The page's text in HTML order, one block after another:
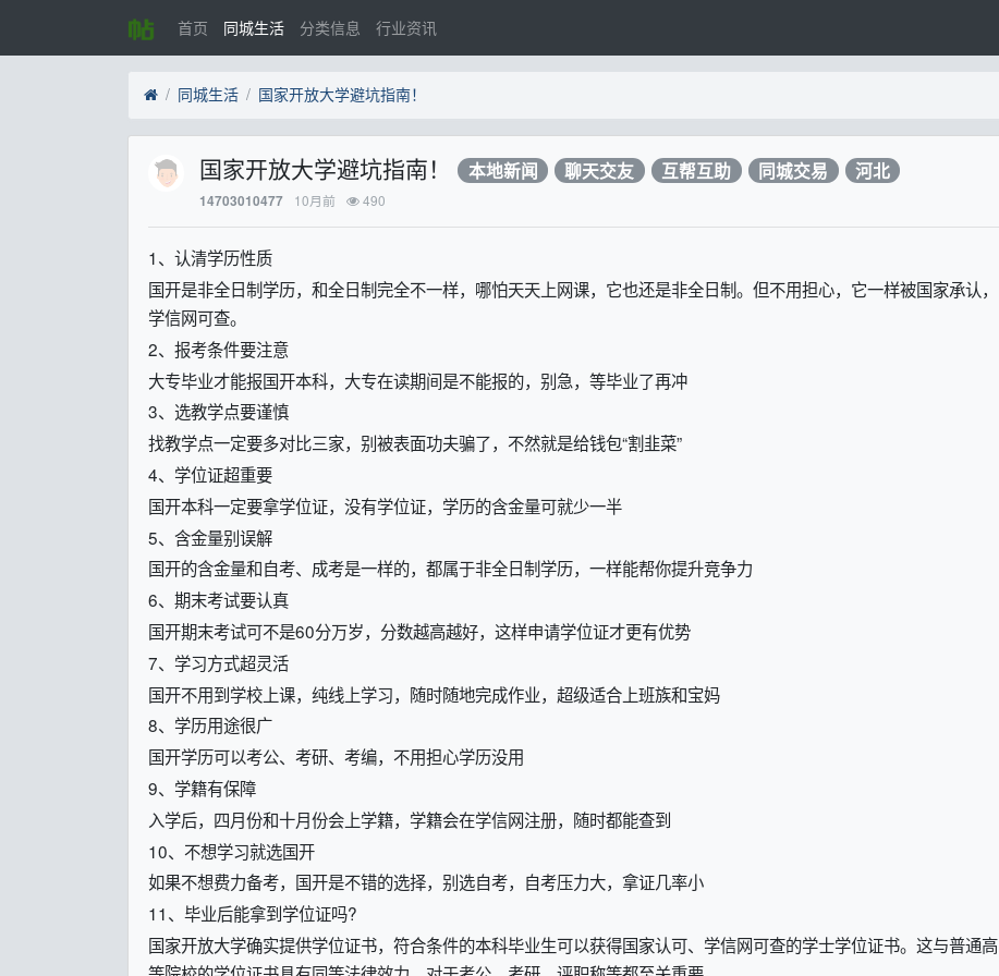
首页 同城生活 分类信息 行业资讯
同城生活 国家开放大学避坑指南！
国家开放大学避坑指南！ 本地新闻 聊天交友 互帮互助 同城交易 河北
14703010477 10月前 490
1、认清学历性质
国开是非全日制学历，和全日制完全不一样，哪怕天天上网课，它也还是非全日制。但不用担心，它一样被国家承认，
学信网可查。
2、报考条件要注意
大专毕业才能报国开本科，大专在读期间是不能报的，别急，等毕业了再冲
3、选教学点要谨慎
找教学点一定要多对比三家，别被表面功夫骗了，不然就是给钱包“割韭菜”
4、学位证超重要
国开本科一定要拿学位证，没有学位证，学历的含金量可就少一半
5、含金量别误解
国开的含金量和自考、成考是一样的，都属于非全日制学历，一样能帮你提升竞争力
6、期末考试要认真
国开期末考试可不是60分万岁，分数越高越好，这样申请学位证才更有优势
7、学习方式超灵活
国开不用到学校上课，纯线上学习，随时随地完成作业，超级适合上班族和宝妈
8、学历用途很广
国开学历可以考公、考研、考编，不用担心学历没用
9、学籍有保障
入学后，四月份和十月份会上学籍，学籍会在学信网注册，随时都能查到
10、不想学习就选国开
如果不想费力备考，国开是不错的选择，别选自考，自考压力大，拿证几率小
11、毕业后能拿到学位证吗?
国家开放大学确实提供学位证书，符合条件的本科毕业生可以获得国家认可、学信网可查的学士学位证书。这与普通高